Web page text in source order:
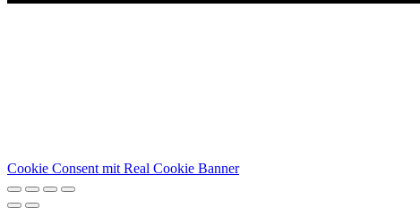
Cookie Consent mit Real Cookie Banner